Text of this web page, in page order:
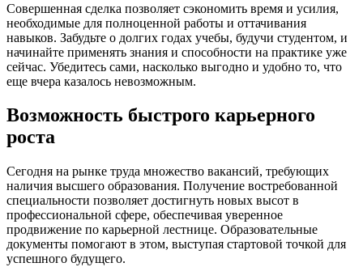
Совершенная сделка позволяет сэкономить время и усилия,
необходимые для полноценной работы и оттачивания
навыков. Забудьте о долгих годах учебы, будучи студентом, и
начинайте применять знания и способности на практике уже
сейчас. Убедитесь сами, насколько выгодно и удобно то, что
еще вчера казалось невозможным.
Возможность быстрого карьерного
роста
Сегодня на рынке труда множество вакансий, требующих
наличия высшего образования. Получение востребованной
специальности позволяет достигнуть новых высот в
профессиональной сфере, обеспечивая уверенное
продвижение по карьерной лестнице. Образовательные
документы помогают в этом, выступая стартовой точкой для
успешного будущего.